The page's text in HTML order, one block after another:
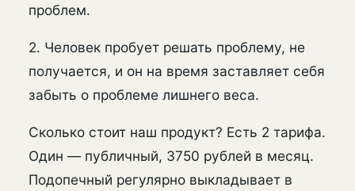
проблем.
2. Человек пробует решать проблему, не
получается, и он на время заставляет себя
забыть о проблеме лишнего веса.
Сколько стоит наш продукт? Есть 2 тарифа.
Один — публичный, 3750 рублей в месяц.
Подопечный регулярно выкладывает в